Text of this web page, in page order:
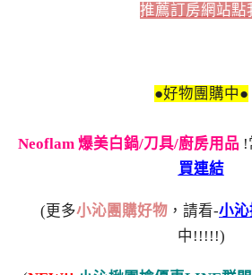
推薦訂房網站點
●好物團購中●
Neoflam 爆美白鍋/刀具/廚房用品 !
買連結
(更多小沁團購好物 ，請看-小
中!!!!!)